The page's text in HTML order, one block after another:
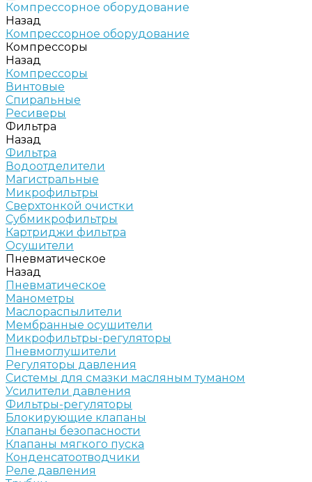
Компрессорное оборудование
Назад
Компрессорное оборудование
Компрессоры
Назад
Компрессоры
Винтовые
Спиральные
Ресиверы
Фильтра
Назад
Фильтра
Водоотделители
Магистральные
Микрофильтры
Сверхтонкой очистки
Субмикрофильтры
Картриджи фильтра
Осушители
Пневматическое
Назад
Пневматическое
Манометры
Маслораспылители
Мембранные осушители
Микрофильтры-регуляторы
Пневмоглушители
Регуляторы давления
Системы для смазки масляным туманом
Усилители давления
Фильтры-регуляторы
Блокирующие клапаны
Клапаны безопасности
Клапаны мягкого пуска
Конденсатоотводчики
Реле давления